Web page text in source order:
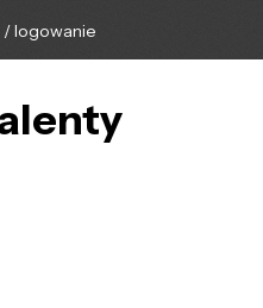
/ logowanie